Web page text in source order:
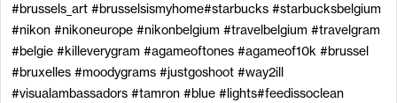
#brussels_art #brusselsismyhome#starbucks #starbucksbelgium
#nikon #nikoneurope #nikonbelgium #travelbelgium #travelgram
#belgie #killeverygram #agameoftones #agameof10k #brussel
#bruxelles #moodygrams #justgoshoot #way2ill
#visualambassadors #tamron #blue #lights#feedissoclean